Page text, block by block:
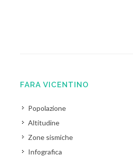
FARA VICENTINO
Popolazione
Altitudine
Zone sismiche
Infografica